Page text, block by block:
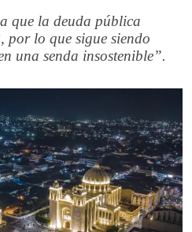
que la deuda pública
por lo que sigue siendo
una senda insostenible”.